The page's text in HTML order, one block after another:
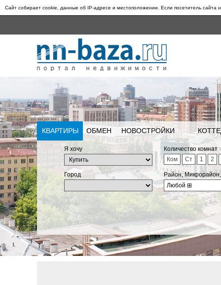
Сайт собирает cookie, данные об IP-адресе и местоположении. Если посетитель сайта
КВАРТИРЫ ОБМЕН НОВОСТРОЙКИ
Я хочу
Количество комнат
Ком
Ст 1 2
Город
Район,
Любой ⊞